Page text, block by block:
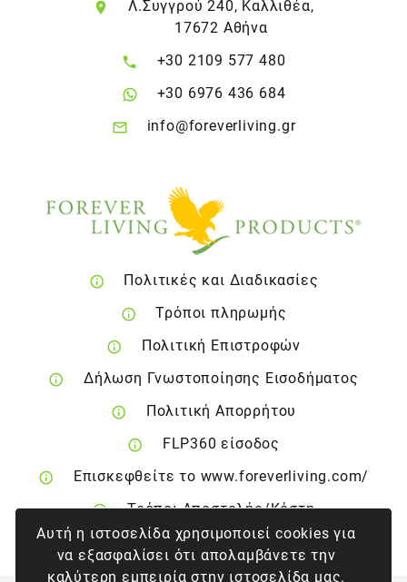
Αυτή η ιστοσελίδα χρησιμοποιεί cookies για
να εξασφαλίσει ότι απολαμβάνετε την
καλύτερη εμπειρία στην ιστοσελίδα μας.
Λ.Συγγρού 240, Καλλιθέα,
17672 Αθήνα
+30 2109 577 480
+30 6976 436 684
info@foreverliving.gr
Πολιτικές και Διαδικασίες
Τρόποι πληρωμής
Πολιτική Επιστροφών
Δήλωση Γνωστοποίησης Εισοδήματος
Πολιτική Απορρήτου
FLP360 είσοδος
Επισκεφθείτε το www.foreverliving.com/
Τρόποι Αποστολής/Κόστη
Δικαίωμα Ακύρωσης